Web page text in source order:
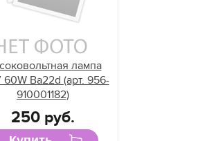
лампа
60W Ba22d (арт. 956-
910001182)
250 руб.